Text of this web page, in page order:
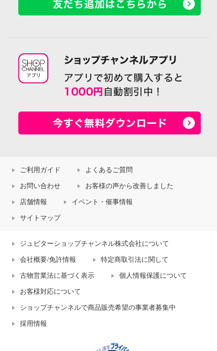
ご利用ガイド よくあるご質問
お問い合わせ お客様の声から改善しました
店舗情報 イベント・催事情報
サイトマップ
ジュピターショップチャンネル株式会社について
会社概要/免許情報 特定商取引法に関して
古物営業法に基づく表示 個人情報保護について
お客様対応について
ショップチャンネルで商品販売希望の事業者募集中
採用情報